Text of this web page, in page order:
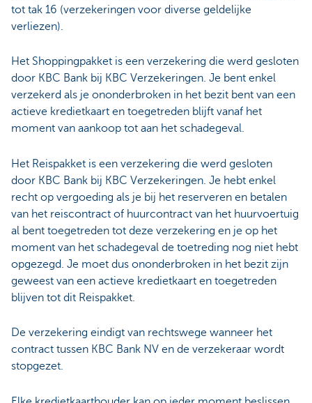
tot tak 16 (verzekeringen voor diverse geldelijke
verliezen).
Het Shoppingpakket is een verzekering die werd gesloten
door KBC Bank bij KBC Verzekeringen. Je bent enkel
verzekerd als je ononderbroken in het bezit bent van een
actieve kredietkaart en toegetreden blijft vanaf het
moment van aankoop tot aan het schadegeval.
Het Reispakket is een verzekering die werd gesloten
door KBC Bank bij KBC Verzekeringen. Je hebt enkel
recht op vergoeding als je bij het reserveren en betalen
van het reiscontract of huurcontract van het huurvoertuig
al bent toegetreden tot deze verzekering en je op het
moment van het schadegeval de toetreding nog niet hebt
opgezegd. Je moet dus ononderbroken in het bezit zijn
geweest van een actieve kredietkaart en toegetreden
blijven tot dit Reispakket.
De verzekering eindigt van rechtswege wanneer het
contract tussen KBC Bank NV en de verzekeraar wordt
stopgezet.